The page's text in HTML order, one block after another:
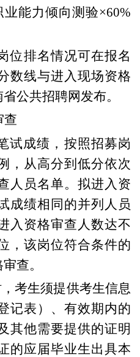
业能力倾向测验×60%
排名情况可在报名
数线与进入现场资格
公共招聘网发布。
查
试成绩，按照招募岗
，从高分到低分依次
人员名单。拟进入资
成绩相同的并列人员
入资格审查 人数达不
，该岗位符合条件的
审查。
考生须提供考生信息
记表） 、 有效期内的
其他需要提供的证明
的应届毕业生出具本